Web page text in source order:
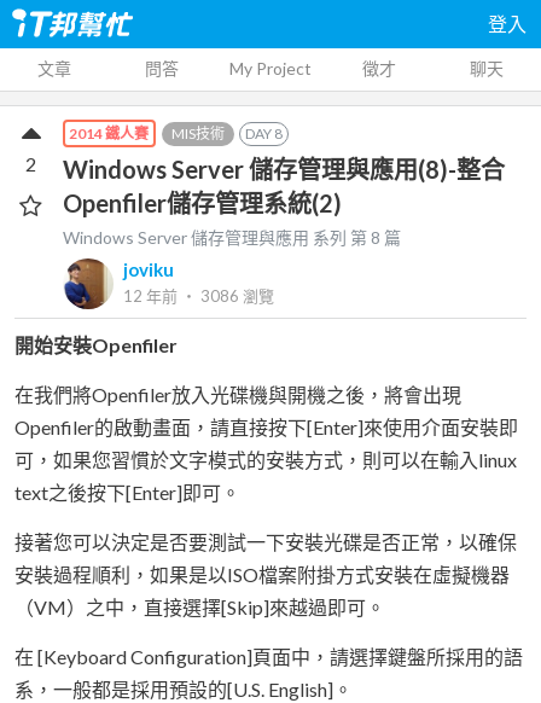
登入
文章 問答 My Project 徵才 聊天
2014 鐵人賽 MIS技術 DAY 8
Windows Server 儲存管理與應用(8)-整合
Openfiler儲存管理系統(2)
Windows Server 儲存管理與應用 系列 第 8 篇
joviku
12 年前 ‧ 3086 瀏覽
2
開始安裝Openfiler
在我們將Openfiler放入光碟機與開機之後，將會出現
Openfiler的啟動畫面，請直接按下[Enter]來使用介面安裝即
可，如果您習慣於文字模式的安裝方式，則可以在輸入linux
text之後按下[Enter]即可。
接著您可以決定是否要測試一下安裝光碟是否正常，以確保
安裝過程順利，如果是以ISO檔案附掛方式安裝在虛擬機器
（VM）之中，直接選擇[Skip]來越過即可。
在 [Keyboard Configuration]頁面中，請選擇鍵盤所採用的語
系，一般都是採用預設的[U.S. English]。